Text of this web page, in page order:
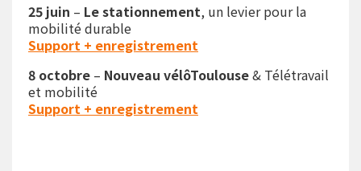
25 juin – Le stationnement, un levier pour la
mobilité durable
Support + enregistrement
8 octobre – Nouveau vélôToulouse& Télétravail
et mobilité
Support + enregistrement